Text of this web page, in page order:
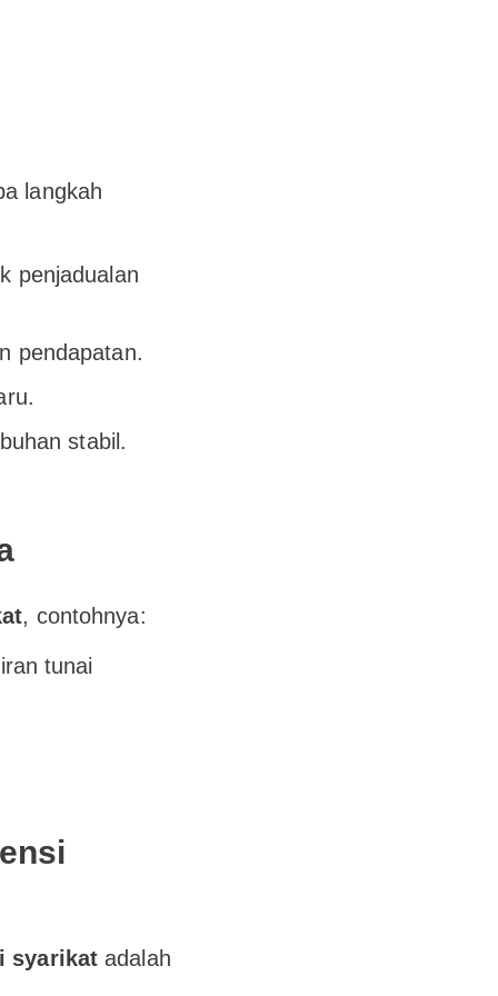
langkah
penjadualan
pendapatan.
stabil.
, contohnya:
tunai
syarikat adalah